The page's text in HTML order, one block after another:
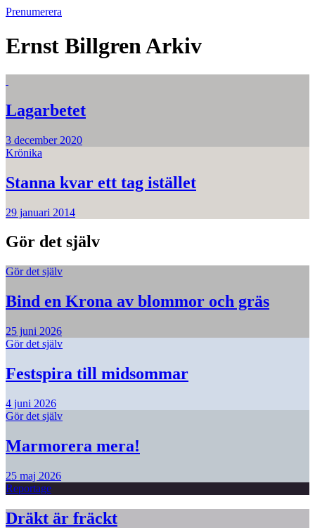
Prenumerera
Ernst BillgrenArkiv
Lagarbetet
3 december 2020
Krönika
Stanna kvar ett tag istället
29 januari 2014
Gör det själv
Gör det själv
Bind en Krona av blommor och gräs
25 juni 2026
Gör det själv
Festspira till midsommar
4 juni 2026
Gör det själv
Marmorera mera!
25 maj 2026
Reportage
Dräkt är fräckt